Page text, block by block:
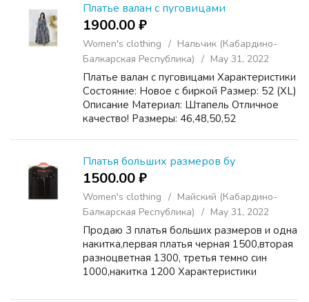
Платье валан с пуговицами
1900.00 ₽
Women's clothing
Нальчик (Кабардино-
Балкарская Республика)
May 31, 2022
Платье валан с пуговицами Характеристики
Состояние: Новое с биркой Размер: 52 (XL)
Описание Материал: Штапель Отличное
качество! Размеры: 46,48,50,52
Платья больших размеров бу
1500.00 ₽
Women's clothing
Майский (Кабардино-
Балкарская Республика)
May 31, 2022
Продаю 3 платья больших размеров и одна
накитка,первая платья черная 1500,вторая
разноцветная 1300, третья темно син
1000,накитка 1200 Характеристики
Цвет: Чёрный